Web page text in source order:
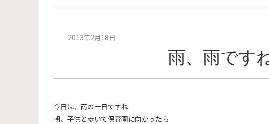
2013年2月18日
雨、雨です
今日は、雨の一日ですね
朝、子供と歩いて保育園に向かったら